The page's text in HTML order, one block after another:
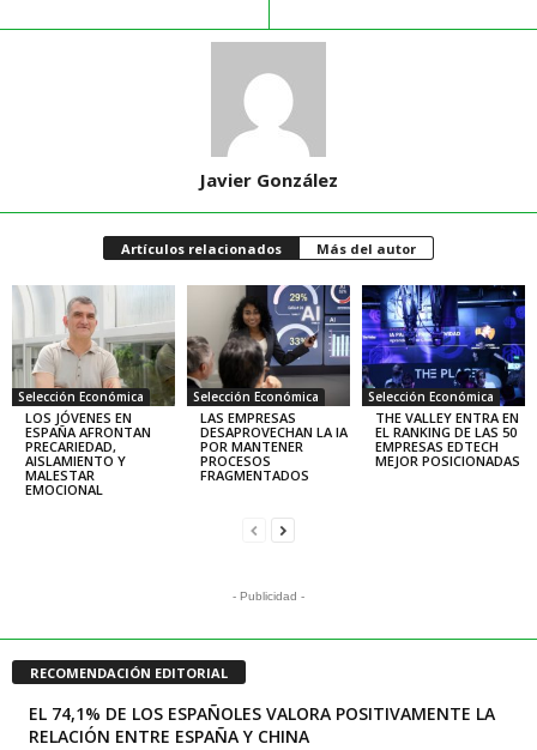
Javier González
Artículos relacionados Más del autor
Selección Económica
LOS JÓVENES EN
ESPAÑA AFRONTAN
PRECARIEDAD,
AISLAMIENTO Y
MALESTAR
EMOCIONAL
Selección Económica
LAS EMPRESAS
DESAPROVECHAN LA IA
POR MANTENER
PROCESOS
FRAGMENTADOS
Selección Económica
THE VALLEY ENTRA EN
EL RANKING DE LAS 50
EMPRESAS EDTECH
MEJOR POSICIONADAS
- Publicidad -
RECOMENDACIÓN EDITORIAL
EL 74,1% DE LOS ESPAÑOLES VALORA POSITIVAMENTE LA
RELACIÓN ENTRE ESPAÑA Y CHINA